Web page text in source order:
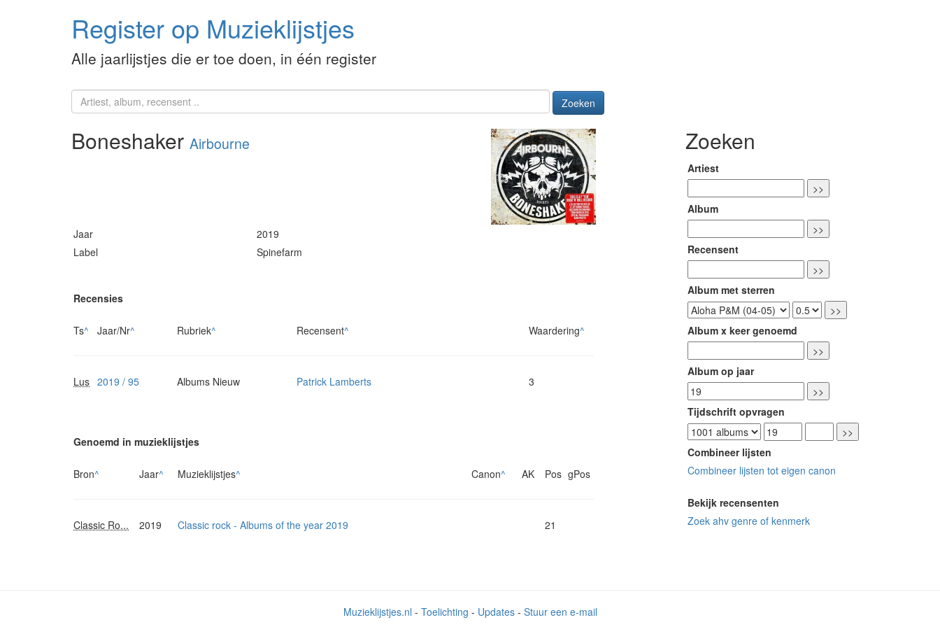
Register op Muzieklijstjes
Alle jaarlijstjes die er toe doen, in één register
Zoeken
Boneshaker Airbourne
Jaar
2019
Label
Spinefarm
Recensies
Ts^ Jaar/Nr^ Rubriek^ Recensent^ Waardering^
Lus 2019 / 95 Albums Nieuw Patrick Lamberts 3
Genoemd in muzieklijstjes
Bron^ Jaar^ Muzieklijstjes^ Canon^ AK Pos gPos
Classic Ro... 2019 Classic rock - Albums of the year 2019 21
Zoeken
Artiest
Album
Recensent
Album met sterren
Album x keer genoemd
Album op jaar
Tijdschrift opvragen
Combineer lijsten
Combineer lijsten tot eigen canon
Bekijk recensenten
Zoek ahv genre of kenmerk
Muzieklijstjes.nl - Toelichting - Updates- Stuur een e-mail